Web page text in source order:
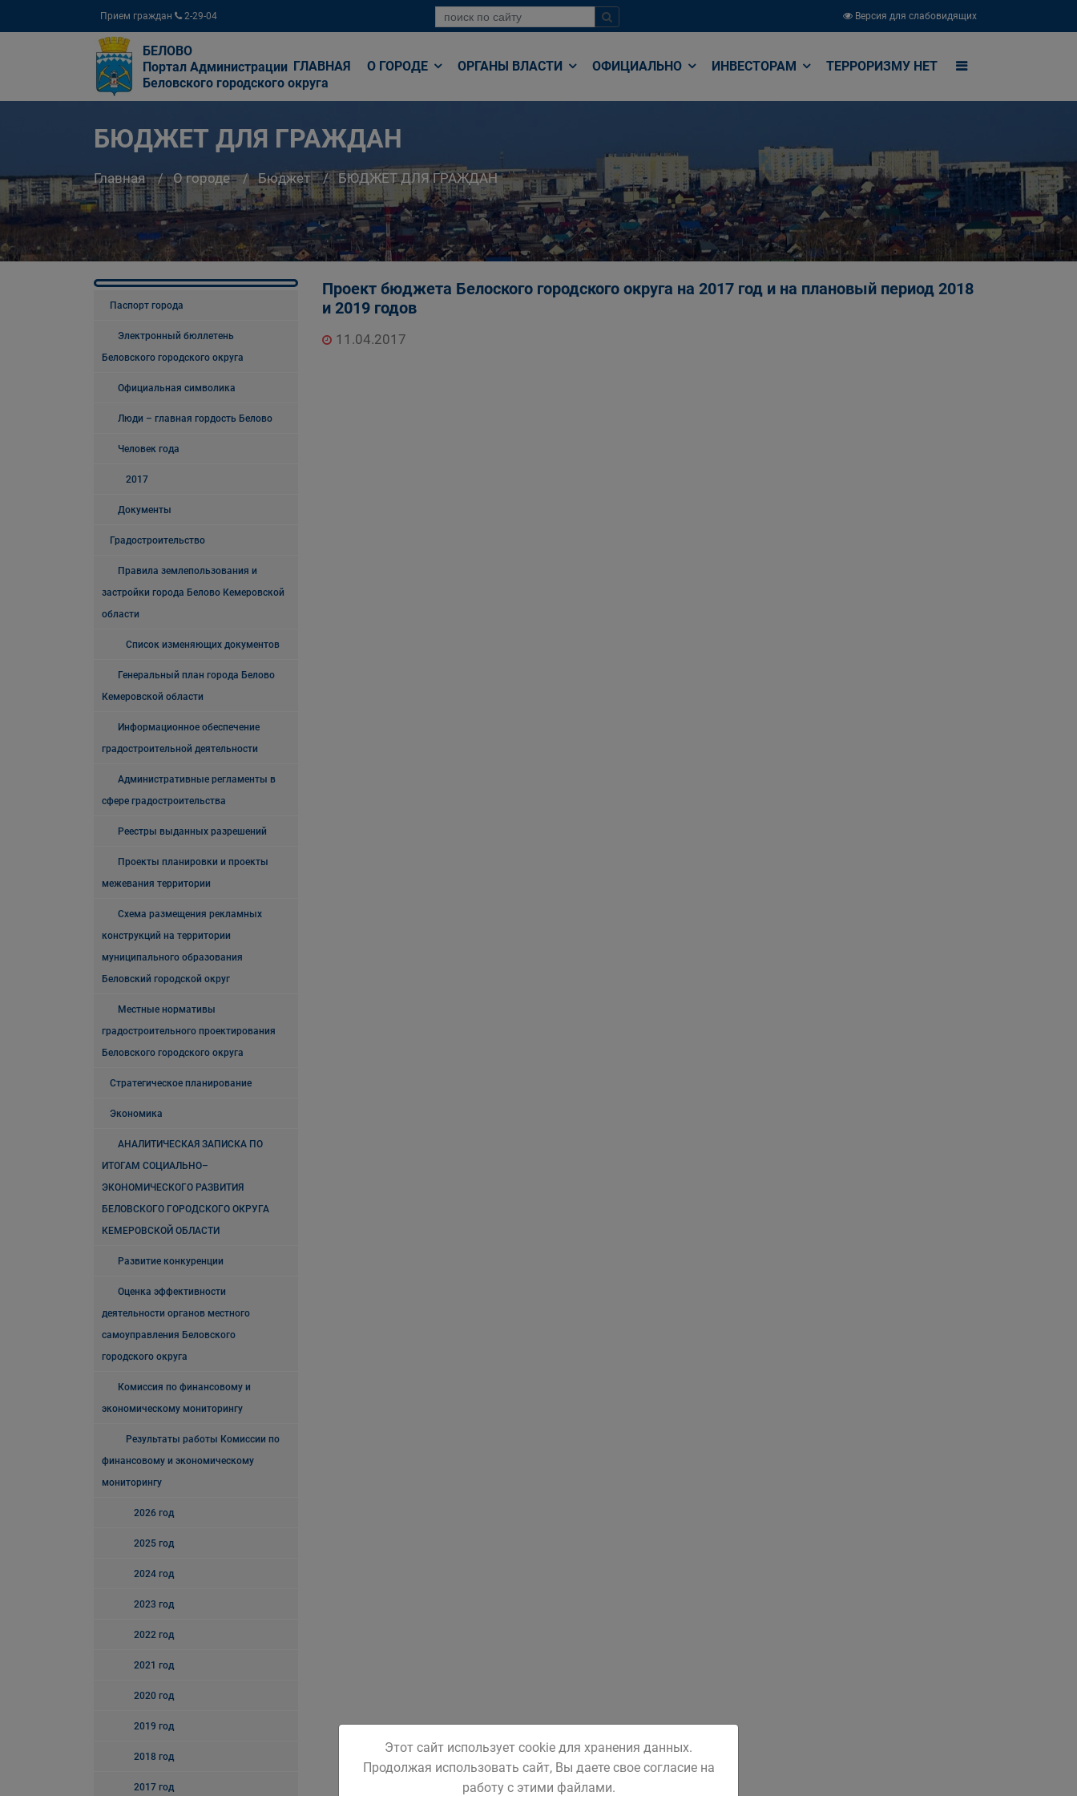
Прием граждан 2-29-04 Версия для слабовидящих
БЕЛОВО
Портал Администрации
Беловского городского округа
ГЛАВНАЯ О ГОРОДЕ ОРГАНЫ ВЛАСТИ ОФИЦИАЛЬНО ИНВЕСТОРАМ ТЕРРОРИЗМУ НЕТ
БЮДЖЕТ ДЛЯ ГРАЖДАН
Главная О городе Бюджет БЮДЖЕТ ДЛЯ ГРАЖДАН
Паспорт города
Электронный бюллетень
Беловского городского округа
Официальная символика
Люди – главная гордость Белово
Человек года
2017
Документы
Градостроительство
Правила землепользования и
застройки города Белово Кемеровской
области
Список изменяющих документов
Генеральный план города Белово
Кемеровской области
Информационное обеспечение
градостроительной деятельности
Административные регламенты в
сфере градостроительства
Реестры выданных разрешений
Проекты планировки и проекты
межевания территории
Схема размещения рекламных
конструкций на территории
муниципального образования
Беловский городской округ
Местные нормативы
градостроительного проектирования
Беловского городского округа
Стратегическое планирование
Экономика
АНАЛИТИЧЕСКАЯ ЗАПИСКА ПО
ИТОГАМ СОЦИАЛЬНО–
ЭКОНОМИЧЕСКОГО РАЗВИТИЯ
БЕЛОВСКОГО ГОРОДСКОГО ОКРУГА
КЕМЕРОВСКОЙ ОБЛАСТИ
Развитие конкуренции
Оценка эффективности
деятельности органов местного
самоуправления Беловского
городского округа
Комиссия по финансовому и
экономическому мониторингу
Результаты работы Комиссии по
финансовому и экономическому
мониторингу
2026 год
2025 год
2024 год
2023 год
2022 год
2021 год
2020 год
2019 год
2018 год
2017 год
Проект бюджета Белоского городского округа на 2017 год и на плановый период 2018
и 2019 годов
11.04.2017
Этот сайт использует cookie для хранения данных.
Продолжая использовать сайт, Вы даете свое согласие на
работу с этими файлами.